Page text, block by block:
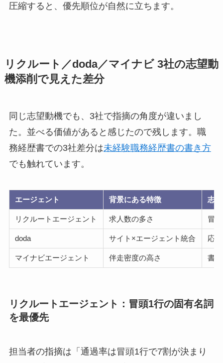
圧縮すると、優先順位が自然に立ちます。
リクルート／doda／マイナビ 3社の志望動
機添削で見えた差分
同じ志望動機でも、3社で指摘の角度が違いまし
た。並べる価値があると感じたので残します。職
務経歴書での3社差分は未経験職務経歴書の書き方
でも触れています。
エージェント 背景にある特徴 志
リクルートエージェント 求人数の多さ 冒
doda サイト×エージェント統合 応
マイナビエージェント 伴走密度の高さ 書
リクルートエージェント：冒頭1行の固有名詞
を最優先
担当者の指摘は「通過率は冒頭1行で7割が決まり